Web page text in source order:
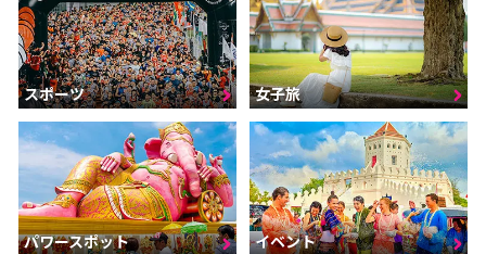
スポーツ 女子旅
パワースポット イベント